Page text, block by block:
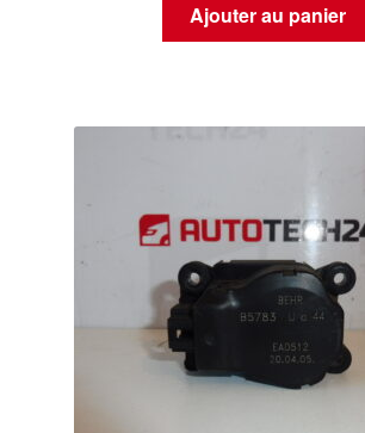
Ajouter au panier